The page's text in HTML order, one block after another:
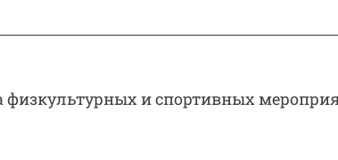
физкультурных и спортивных